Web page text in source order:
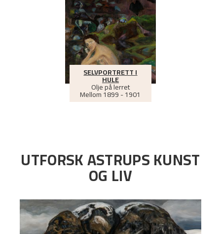
SELVPORTRETT I
HULE
Olje på lerret
Mellom1899 - 1901
UTFORSK ASTRUPS KUNST
OG LIV